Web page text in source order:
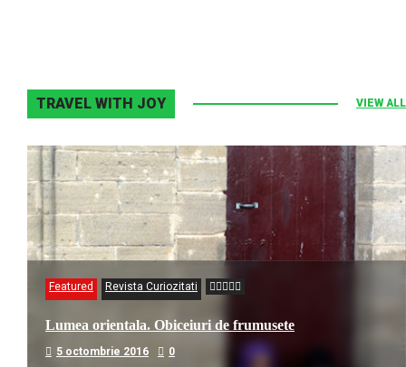
TRAVEL WITH JOY VIEW ALL
Featured Revista Curiozitati
Lumea orientala. Obiceiuri de frumusete
5 octombrie 2016 0